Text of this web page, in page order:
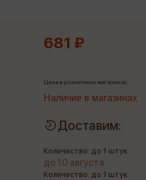
681 ₽
Цена в розничных магазинах:
Наличие в магазинах
Доставим:
Количество: до 1 штук
до 10 августа
Количество: до 1 штук